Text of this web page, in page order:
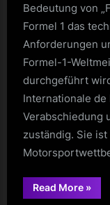
Bedeutung von
Formel 1 das
Anforderungen
Formel-1-
durchgeführt
Internationale de
Verabschiedung
zuständig. Sie
Read More
1
»